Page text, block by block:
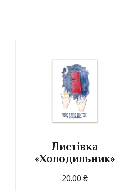
Листівка
«Холодильник»
20.00 ₴